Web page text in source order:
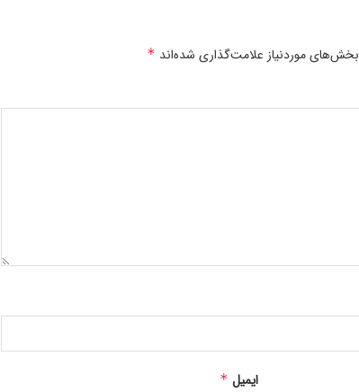
بخش‌های موردنیاز علامت‌گذاری شده‌اند *
ایمیل *